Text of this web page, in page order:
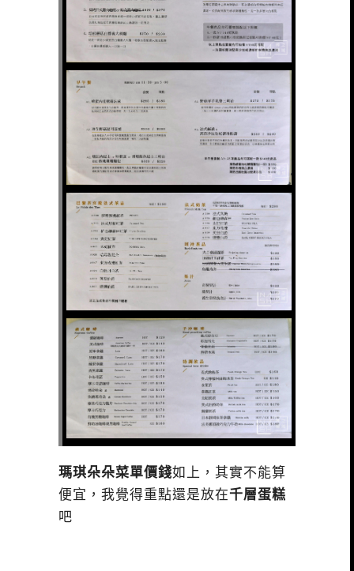
瑪琪朵朵菜單價錢如上，其實不能算
便宜，我覺得重點還是放在千層蛋糕
吧